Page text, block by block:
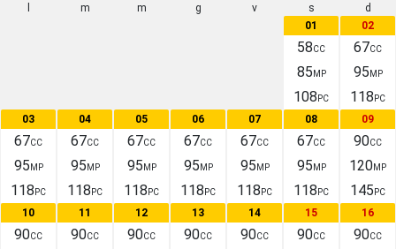
m m g v s
d
01
58CC
85 MP
108 PC
02
67CC
95 MP
118 PC
03
67CC
95 MP
118 PC
04
67CC
95 MP
118 PC
05
67CC
95 MP
118 PC
06
67CC
95 MP
118 PC
07
67CC
95 MP
118 PC
08
67CC
95 MP
118 PC
09
90CC
120MP
145 PC
10
90CC
11
90CC
12
90CC
13
90CC
14
90CC
15
90CC
16
90CC